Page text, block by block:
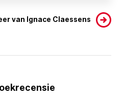
van Ignace Claessens